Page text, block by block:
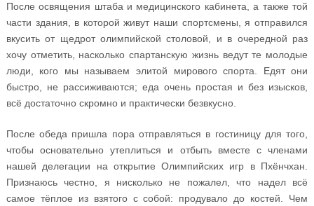
После освящения штаба и медицинского кабинета, а также той
части здания, в которой живут наши спортсмены, я отправился
вкусить от щедрот олимпийской столовой, и в очередной раз
хочу отметить, насколько спартанскую жизнь ведут те молодые
люди, кого мы называем элитой мирового спорта. Едят они
быстро, не рассиживаются; еда очень простая и без изысков,
всё достаточно скромно и практически безвкусно.
После обеда пришла пора отправляться в гостиницу для того,
чтобы основательно утеплиться и отбыть вместе с членами
нашей делегации на открытие Олимпийских игр в Пхёнчхан.
Признаюсь честно, я нисколько не пожалел, что надел всё
самое тёплое из взятого с собой: продувало до костей. Чем